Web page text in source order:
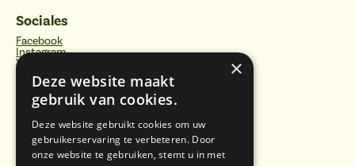
Sociales
Facebook
Instagram
YouTube
Categorías
Filtros de agua
Botellas para beber
Vitalizadores y placas energéticas
Productos domésticos sostenibles
Cuidados naturales
×
Deze website maakt
gebruik van cookies.
Deze website gebruikt cookies om uw
gebruikerservaring te verbeteren. Door
onze website te gebruiken, stemt u in met